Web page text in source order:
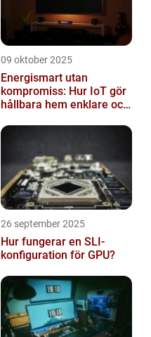
09 oktober 2025
Energismart utan
kompromiss: Hur IoT gör
hållbara hem enklare och
26 september 2025
Hur fungerar en SLI-
konfiguration för GPU?